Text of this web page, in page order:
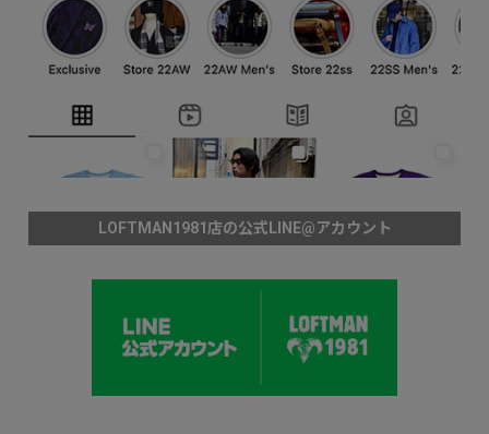
LOFTMAN1981店の公式LINE@アカウント